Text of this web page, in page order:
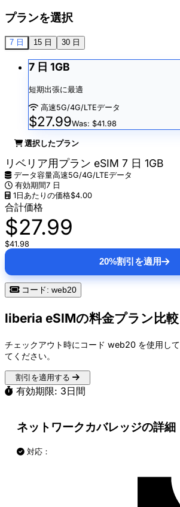
プランを選択
7 日 15 日 30 日
7 日 1GB
短期出張に最適
高速5G/4G/LTEデータ
$27.99Was: $41.98
選択したプラン
リベリア用プラン eSIM 7 日 1GB
データ容量高速5G/4G/LTEデータ
有効期間7 日
1日あたりの価格$4.00
合計価格
$27.99
$41.98
20%割引を適用
コード: web20
liberia eSIMの料金プラン比較
チェックアウト時にコード web20 を使用して
てください。
割引を適用する
有効期限: 3日間
ネットワークカバレッジの詳細
対応：